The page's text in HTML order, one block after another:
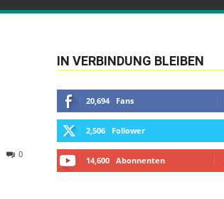
0
IN VERBINDUNG BLEIBEN
20,694 Fans
2,506 Follower
14,600 Abonnenten